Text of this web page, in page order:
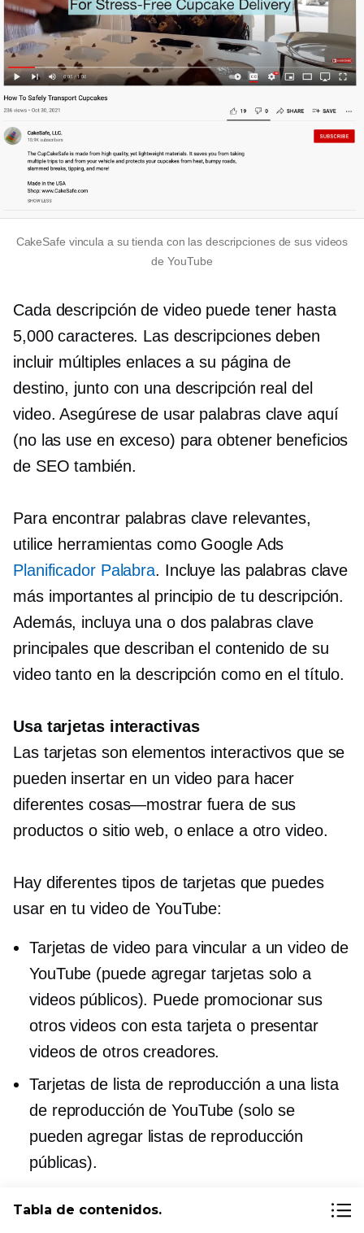
CakeSafe vincula a su tienda con las descripciones de sus videos
de YouTube
Cada descripción de video puede tener hasta
5,000 caracteres. Las descripciones deben
incluir múltiples enlaces a su página de
destino, junto con una descripción real del
video. Asegúrese de usar palabras clave aquí
(no las use en exceso) para obtener beneficios
de SEO también.
Para encontrar palabras clave relevantes,
utilice herramientas como Google Ads
Planificador Palabra. Incluye las palabras clave
más importantes al principio de tu descripción.
Además, incluya una o dos palabras clave
principales que describan el contenido de su
video tanto en la descripción como en el título.
Usa tarjetas interactivas
Las tarjetas son elementos interactivos que se
pueden insertar en un video para hacer
diferentes cosas—mostrarfuera de sus
productos o sitio web, o enlace a otro video.
Hay diferentes tipos de tarjetas que puedes
usar en tu video de YouTube:
Tarjetas de video para vincular a un video de
YouTube (puede agregar tarjetas solo a
videos públicos). Puede promocionar sus
otros videos con esta tarjeta o presentar
videos de otros creadores.
Tarjetas de lista de reproducción a una lista
de reproducción de YouTube (solo se
pueden agregar listas de reproducción
públicas).
de YouTube. Esos son útiles si se asocia con
Tabla de contenidos.